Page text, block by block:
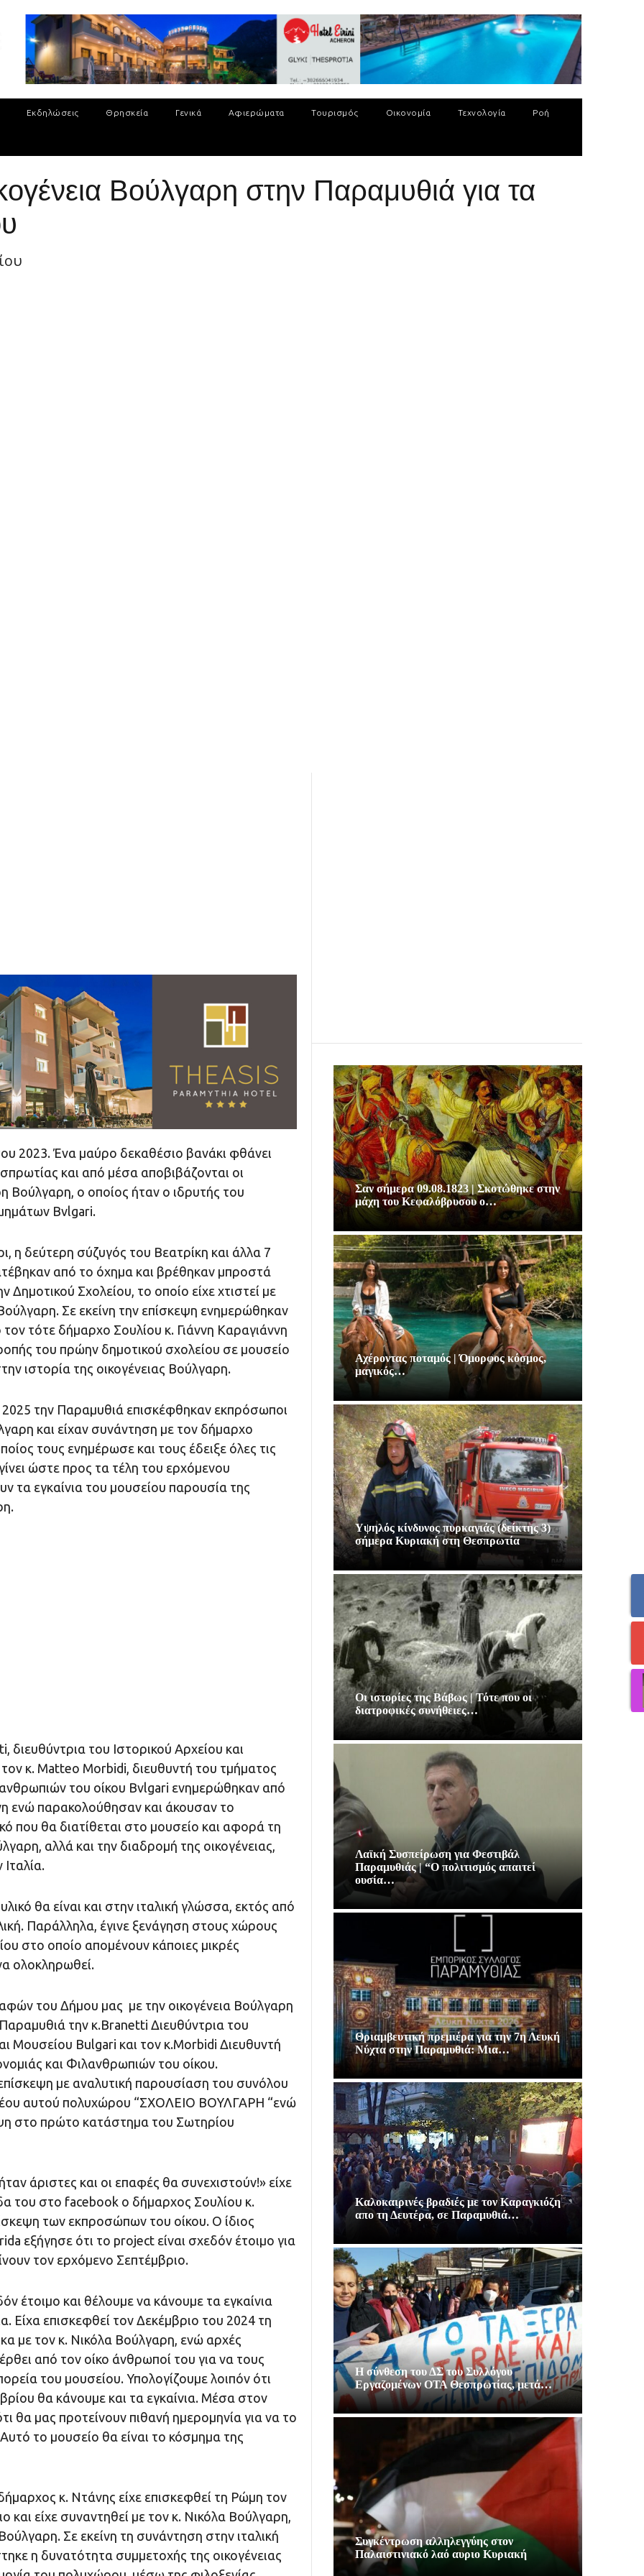
Εκδηλώσεις Θρησκεία Γενικά Αφιερώματα Τουρισμός Οικονομία Τεχνολογία Ροή
Βούλγαρη στην Παραμυθιά για τα
2023. Ένα μαύρο δεκαθέσιο βανάκι φθάνει
και από μέσα αποβιβάζονται οι
Βούλγαρη, ο οποίος ήταν ο ιδρυτής του
Bvlgari.
η δεύτερη σύζυγός του Βεατρίκη και άλλα 7
από το όχημα και βρέθηκαν μπροστά
Σχολείου, το οποίο είχε χτιστεί με
Σε εκείνη την επίσκεψη ενημερώθηκαν
τότε δήμαρχο Σουλίου κ. Γιάννη Καραγιάννη
του πρώην δημοτικού σχολείου σε μουσείο
ιστορία της οικογένειας Βούλγαρη.
την Παραμυθιά επισκέφθηκαν εκπρόσωποι
και είχαν συνάντηση με τον δήμαρχο
τους ενημέρωσε και τους έδειξε όλες τις
ώστε προς τα τέλη του ερχόμενου
τα εγκαίνια του μουσείου παρουσία της
διευθύντρια του Ιστορικού Αρχείου και
κ. Matteo Morbidi, διευθυντή του τμήματος
του οίκου Bvlgari ενημερώθηκαν από
ενώ παρακολούθησαν και άκουσαν το
που θα διατίθεται στο μουσείο και αφορά τη
αλλά και την διαδρομή της οικογένειας,
θα είναι και στην ιταλική γλώσσα, εκτός από
Παράλληλα, έγινε ξενάγηση στους χώρους
στο οποίο απομένουν κάποιες μικρές
ολοκληρωθεί.
του Δήμου μας με την οικογένεια Βούλγαρη
την κ.Branetti Διευθύντρια του
Μουσείου Bulgari και τον κ.Morbidi Διευθυντή
και Φιλανθρωπιών του οίκου.
με αναλυτική παρουσίαση του συνόλου
αυτού πολυχώρου “ΣΧΟΛΕΙΟ ΒΟΥΛΓΑΡΗ “ενώ
στο πρώτο κατάστημα του Σωτηρίου
άριστες και οι επαφές θα συνεχιστούν!» είχε
του στο facebook ο δήμαρχος Σουλίου κ.
των εκπροσώπων του οίκου. Ο ίδιος
εξήγησε ότι το project είναι σχεδόν έτοιμο για
τον ερχόμενο Σεπτέμβριο.
έτοιμο και θέλουμε να κάνουμε τα εγκαίνια
Είχα επισκεφθεί τον Δεκέμβριο του 2024 τη
με τον κ. Νικόλα Βούλγαρη, ενώ αρχές
από τον οίκο άνθρωποί του για να τους
του μουσείου. Υπολογίζουμε λοιπόν ότι
θα κάνουμε και τα εγκαίνια. Μέσα στον
θα μας προτείνουν πιθανή ημερομηνία για να το
το μουσείο θα είναι το κόσμημα της
κ. Ντάνης είχε επισκεφθεί τη Ρώμη τον
και είχε συναντηθεί με τον κ. Νικόλα Βούλγαρη,
Σε εκείνη τη συνάντηση στην ιταλική
η δυνατότητα συμμετοχής της οικογένειας
Σαν σήμερα 09.08.1823 | Σκοτώθηκε στην
μάχη του Κεφαλόβρυσου ο…
Αχέροντας ποταμός | Όμορφος κόσμος,
μαγικός…
Υψηλός κίνδυνος πυρκαγιάς (δείκτης 3)
σήμερα Κυριακή στη Θεσπρωτία
Οι ιστορίες της Βάβως | Τότε που οι
διατροφικές συνήθειες…
Λαϊκή Συσπείρωση για Φεστιβάλ
Παραμυθιάς | “Ο πολιτισμός απαιτεί
ουσία…
Θριαμβευτική πρεμιέρα για την 7η Λευκή
Νύχτα στην Παραμυθιά: Μια…
Καλοκαιρινές βραδιές με τον Καραγκιόζη
απο τη Δευτέρα, σε Παραμυθιά…
Η σύνθεση του ΔΣ του Συλλόγου
Εργαζομένων ΟΤΑ Θεσπρωτίας, μετά…
Συγκέντρωση αλληλεγγύης στον
Παλαιστινιακό λαό αυριο Κυριακή